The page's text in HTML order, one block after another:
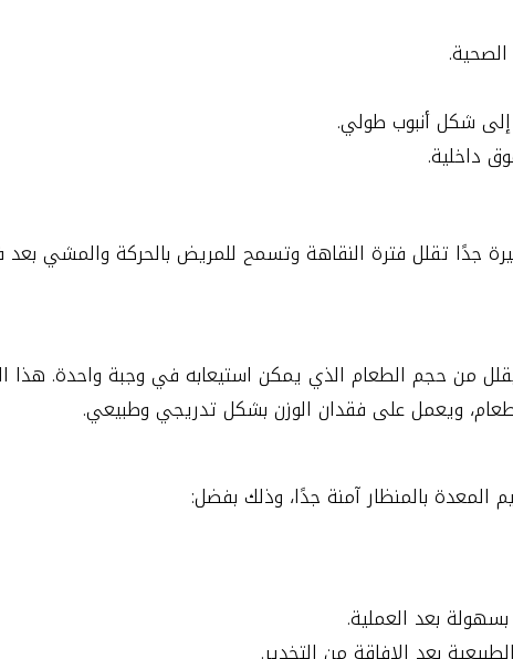
داخلية.
فقط، مع جروح صغيرة جدًا تقلل فترة النقاهة وتسمح للمريض بالحركة والمشي
من حجم الطعام الذي يمكن استيعابه في وجبة واحدة. هذا
ويعمل على فقدان الوزن بشكل تدريجي وطبيعي.
بالمنظار آمنة جدًا، وذلك بفضل:
بعد العملية.